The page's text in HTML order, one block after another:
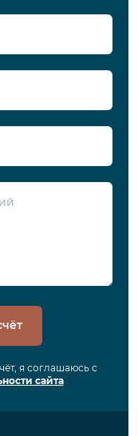
я соглашаюсь с
сайта